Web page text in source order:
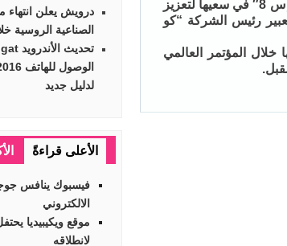
درويش يعلن انتهاء
الصناعية الروسية
لدليل جديد
الأعلى قراءةً
فيسبوك ينافس
الالكتروني
موقع ويكيبيديا
لانطلاقه
كما أشارت الشركة أنها تؤجل إطلاق هاتفها الجديد ” جالاكسي إس 8″ في سعيها لتعزيز
رئيس الشركة “كو
المؤتمر العالمي